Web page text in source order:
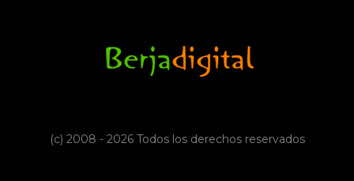
(c) 2008 - 2026 Todos los derechos reservados